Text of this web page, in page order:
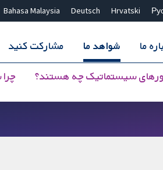
Hrvatski
Deutsch
Bahasa Malaysia
ما شواهد ما
سیستماتیک چه هستند؟
مشارکت کنید